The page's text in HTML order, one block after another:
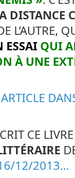
DISTANCE
L’AUTRE,
ESSAI QUI
À UNE
CE
12/2013…